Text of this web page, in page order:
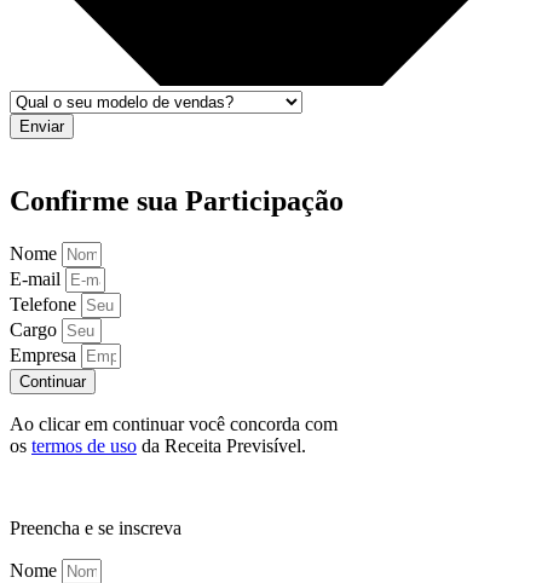
Enviar
Confirme sua Participação
Nome
E-mail
Telefone
Cargo
Empresa
Continuar
Ao clicar em continuar você concorda com
os termos de uso da Receita Previsível.
Preencha e se inscreva
Nome